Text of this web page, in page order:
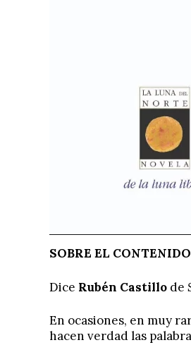
SOBRE EL
Dice Rubén Castillo de
En ocasiones, en muy
hacen verdad las